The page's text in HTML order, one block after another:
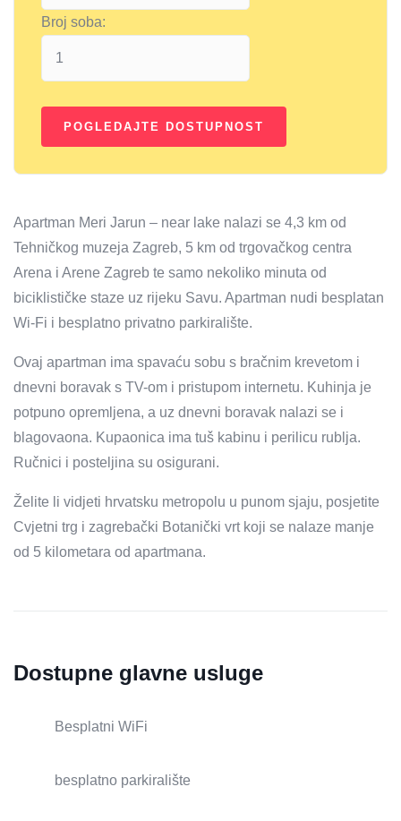
Broj soba:
Apartman Meri Jarun – near lake nalazi se 4,3 km od
Tehničkog muzeja Zagreb, 5 km od trgovačkog centra
Arena i Arene Zagreb te samo nekoliko minuta od
biciklističke staze uz rijeku Savu. Apartman nudi besplatan
Wi-Fi i besplatno privatno parkiralište.
Ovaj apartman ima spavaću sobu s bračnim krevetom i
dnevni boravak s TV-om i pristupom internetu. Kuhinja je
potpuno opremljena, a uz dnevni boravak nalazi se i
blagovaona. Kupaonica ima tuš kabinu i perilicu rublja.
Ručnici i posteljina su osigurani.
Želite li vidjeti hrvatsku metropolu u punom sjaju, posjetite
Cvjetni trg i zagrebački Botanički vrt koji se nalaze manje
od 5 kilometara od apartmana.
Dostupne glavne usluge
Besplatni WiFi
besplatno parkiralište